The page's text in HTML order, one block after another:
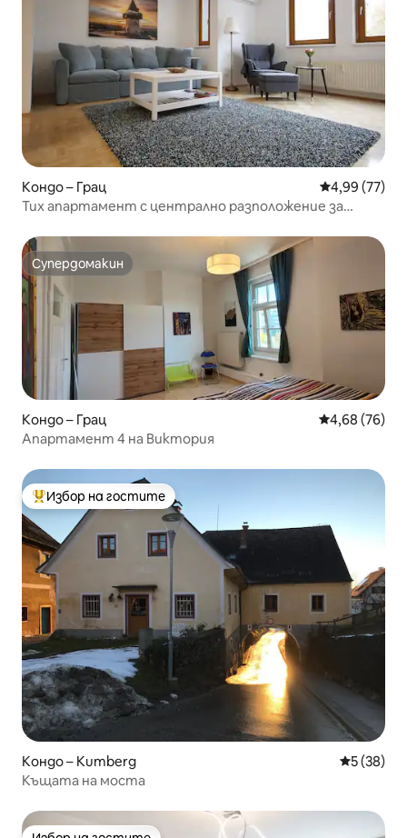
Кондо – Грац Средна
4,99 (77)
Тих апартамент с централно разположение за
Супердомакин
Супердомакин
Кондо – Грац Средна
4,68 (76)
Апартамент 4 на Виктория
Най-популярен избор на гостите
Избор на гостите
Кондо – Kumberg Средна
5 (38)
Къщата на моста